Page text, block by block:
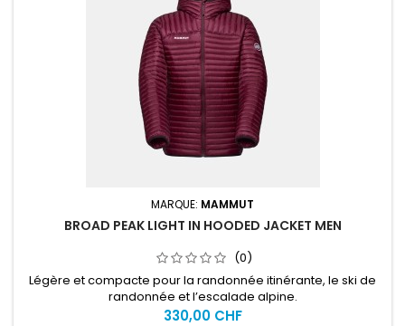
MARQUE: MAMMUT
BROAD PEAK LIGHT IN HOODED JACKET MEN
(0)
Légère et compacte pour la randonnée itinérante, le ski de
randonnée et l’escalade alpine.
330,00 CHF